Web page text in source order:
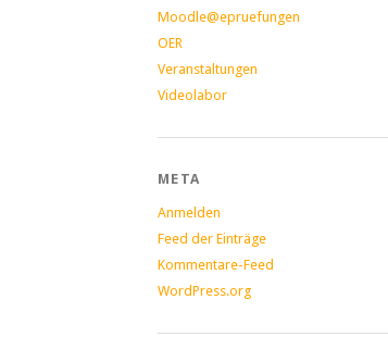
Moodle@epruefungen
OER
Veranstaltungen
Videolabor
META
Anmelden
Feed der Einträge
Kommentare-Feed
WordPress.org